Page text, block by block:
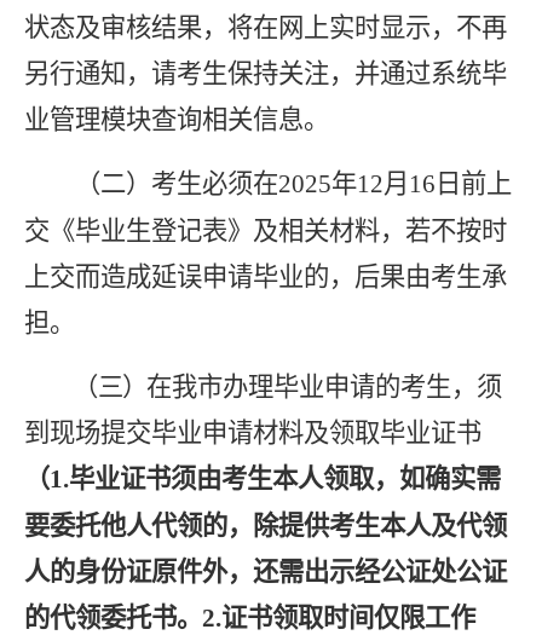
状态及审核结果，将在网上实时显示，不再
另行通知，请考生保持关注，并通过系统毕
业管理模块查询相关信息。
（二）考生必须在2025年12月 16 日前上
交《毕业生登记表》 及相关材料， 若不按时
上交而造成延误申请毕业的， 后果由考生承
担。
（三） 在我市办理毕业申请的考生，须
到现场提交毕业申请材料及领取毕业证书
（1.毕业证书须由考生本人领取，如确实需
要委托他人代领的，除提供考生本人及代领
人的身份证原件外，还需出示经公证处公证
的代领委托书。 2.证书领取时间仅限工作